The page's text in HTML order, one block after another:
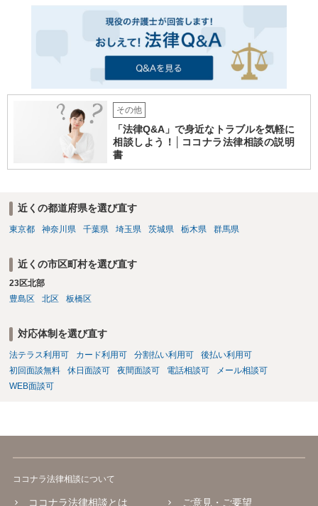
その他
「法律Q&A」で身近なトラブルを気軽に
相談しよう！│ココナラ法律相談の説明
書
近くの都道府県を選び直す
東京都 神奈川県 千葉県 埼玉県 茨城県 栃木県 群馬県
近くの市区町村を選び直す
23区北部
豊島区
北区 板橋区
対応体制を選び直す
法テラス利用可 カード利用可 分割払い利用可
後払い利用可
初回面談無料
休日面談可 夜間面談可 電話相談可
メール相談可
WEB面談可
ココナラ法律相談について
ココナラ法律相談とは ご意見・ご要望